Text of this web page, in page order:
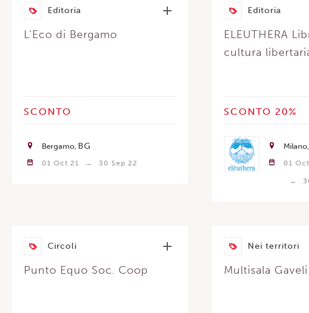
Editoria
L’Eco di Bergamo
SCONTO
Bergamo BG
01 Oct 21 30 Sep 22
Editoria
ELEUTHERA
cultura
SCONTO 20%
Milano
01
Circoli
Punto Equo Soc. Coop
Nei territori
Multisala Gaveli